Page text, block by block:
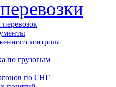
контроля
по грузовым
по СНГ